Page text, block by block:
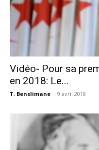
Vidéo- Pour sa
en 2018: Le...
T. Benslimane - 9 avril 2018